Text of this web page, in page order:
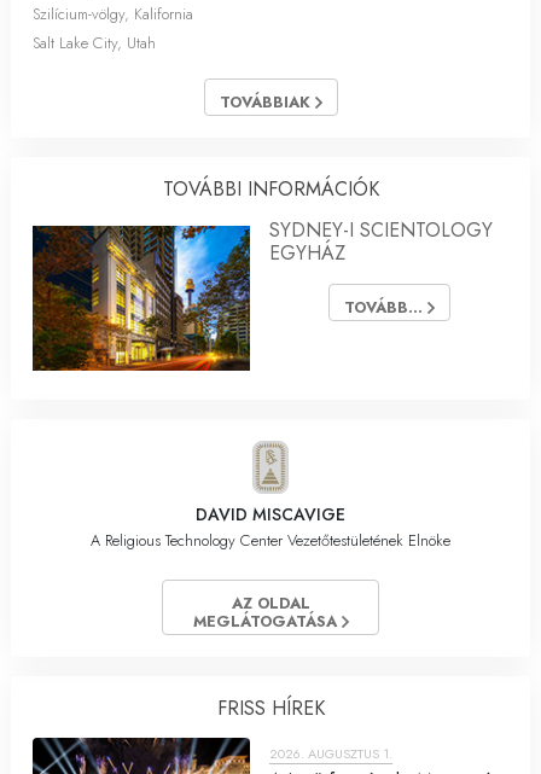
Szilícium-völgy, Kalifornia
Salt Lake City, Utah
TOVÁBBIAK
TOVÁBBI INFORMÁCIÓK
SYDNEY-I SCIENTOLOGY
EGYHÁZ
TOVÁBB...
DAVID MISCAVIGE
A Religious Technology Center Vezetőtestületének Elnöke
AZ OLDAL
MEGLÁTOGATÁSA
FRISS HÍREK
2026. AUGUSZTUS 1.